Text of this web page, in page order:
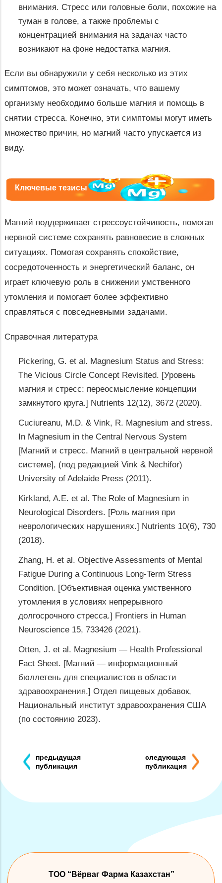
внимания. Стресс или головные боли, похожие на
туман в голове, а также проблемы с
концентрацией внимания на задачах часто
возникают на фоне недостатка магния.
Если вы обнаружили у себя несколько из этих
симптомов, это может означать, что вашему
организму необходимо больше магния и помощь в
снятии стресса. Конечно, эти симптомы могут иметь
множество причин, но магний часто упускается из
виду.
Ключевые тезисы
Магний поддерживает стрессоустойчивость, помогая
нервной системе сохранять равновесие в сложных
ситуациях. Помогая сохранять спокойствие,
сосредоточенность и энергетический баланс, он
играет ключевую роль в снижении умственного
утомления и помогает более эффективно
справляться с повседневными задачами.
Справочная литература
Pickering, G. et al. Magnesium Status and Stress:
The Vicious Circle Concept Revisited. [Уровень
магния и стресс: переосмысление концепции
замкнутого круга.] Nutrients 12(12), 3672 (2020).
Cuciureanu, M.D. & Vink, R. Magnesium and stress.
In Magnesium in the Central Nervous System
[Магний и стресс. Магний в центральной нервной
системе], (под редакцией Vink & Nechifor)
University of Adelaide Press (2011).
Kirkland, A.E. et al. The Role of Magnesium in
Neurological Disorders. [Роль магния при
неврологических нарушениях.] Nutrients 10(6), 730
(2018).
Zhang, H. et al. Objective Assessments of Mental
Fatigue During a Continuous Long-Term Stress
Condition. [Объективная оценка умственного
утомления в условиях непрерывного
долгосрочного стресса.] Frontiers in Human
Neuroscience 15, 733426 (2021).
Otten, J. et al. Magnesium — Health Professional
Fact Sheet. [Магний — информационный
бюллетень для специалистов в области
здравоохранения.] Отдел пищевых добавок,
Национальный институт здравоохранения США
(по состоянию 2023).
Навигацияпредыдущая
публикация
следующая
публикация
ТОО “Вёрваг Фарма Казахстан”